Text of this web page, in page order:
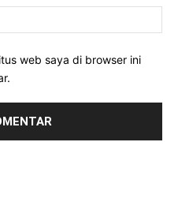
web saya di browser ini